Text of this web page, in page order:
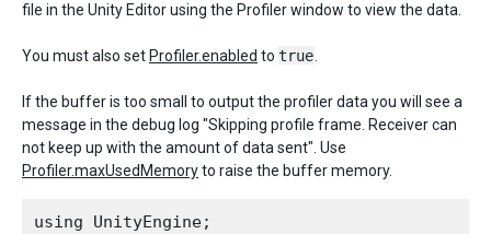
file in the Unity Editor using the Profiler window to view the data.
You must also set Profiler.enabled to true
If the buffer is too small to output the profiler data you will see a
message in the debug log "Skipping profile frame. Receiver can
not keep up with the amount of data sent". Use
Profiler.maxUsedMemoryto raise the buffer memory.
using UnityEngine;